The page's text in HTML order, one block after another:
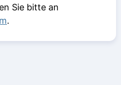
Sie bitte an
.